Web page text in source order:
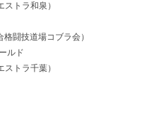
ラ和泉）
技道場コブラ会）
ルド
ラ千葉）